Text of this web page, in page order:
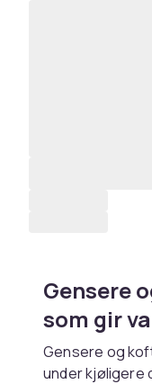
Gensere
som gir
Gensere og
under kjøligere